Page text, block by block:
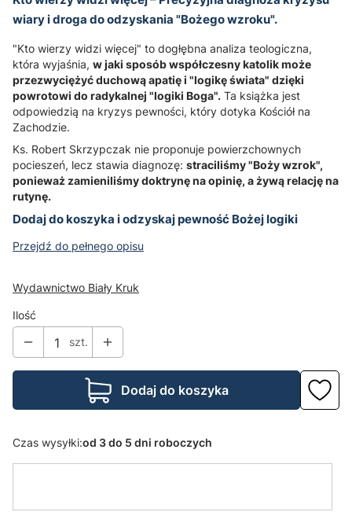
wiary i droga do odzyskania "Bożego wzroku".
"Kto wierzy widzi więcej" to dogłębna analiza teologiczna,
która wyjaśnia, w jaki sposób współczesny katolik może
przezwyciężyć duchową apatię i "logikę świata" dzięki
powrotowi do radykalnej "logiki Boga". Ta książka jest
odpowiedzią na kryzys pewności, który dotyka Kościół na
Zachodzie.
Ks. Robert Skrzypczak nie proponuje powierzchownych
pocieszeń, lecz stawia diagnozę: straciliśmy "Boży wzrok",
ponieważ zamieniliśmy doktrynę na opinię, a żywą relację na
rutynę.
Dodaj do koszyka i odzyskaj pewność Bożej logiki
Przejdź do pełnego opisu
Wydawnictwo Biały Kruk
Ilość
szt.
Dodaj do koszyka
Czas wysyłki:od 3 do 5 dni roboczych